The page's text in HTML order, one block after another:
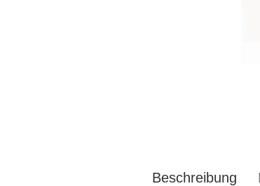
Beschreibung